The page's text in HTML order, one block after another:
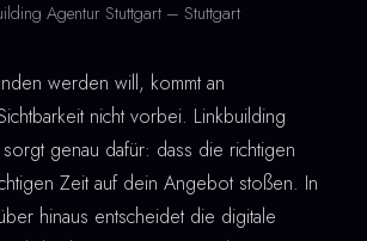
Agentur Stuttgart – Stuttgart
werden will, kommt an
nicht vorbei. Linkbuilding
sorgt genau dafür: dass die richtigen
Zeit auf dein Angebot stoßen. In
hinaus entscheidet die digitale